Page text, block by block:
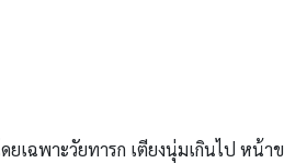
ยเฉพาะวัยทารก เตียงนุ่มเกินไป หน้า